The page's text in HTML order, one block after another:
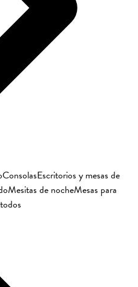
ConsolasEscritorios y mesas de
Mesitas de nocheMesas para